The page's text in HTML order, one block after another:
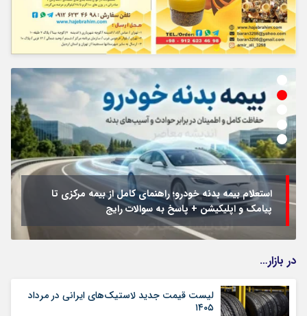
استعلام بیمه بدنه خودرو؛ راهنمای کامل از بیمه مرکزی تا
پیامک و اپلیکیشن + پاسخ به سوالات رایج
در بازار…
لیست قیمت جدید لاستیک‌های ایرانی در مرداد
۱۴۰۵